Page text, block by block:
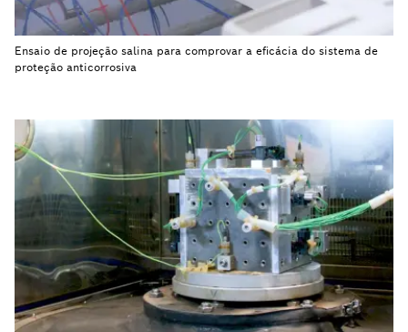
Ensaio de projeção salina para comprovar a eficácia do sistema de
proteção anticorrosiva